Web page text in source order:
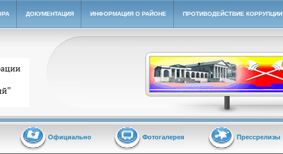
ДОКУМЕНТАЦИЯ ИНФОРМАЦИЯ О РАЙОНЕ ПРОТИВОДЕЙСТВИЕ КОРРУПЦИИ
район"
Официально Фотогалерея Прессрелизы